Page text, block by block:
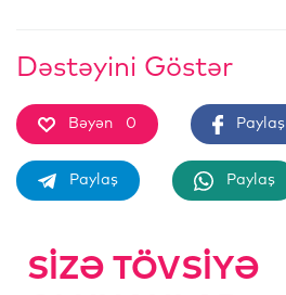
Dəstəyini Göstər
Bəyən 0 Paylaş
Paylaş Paylaş
SIZƏ TÖVSIYƏ